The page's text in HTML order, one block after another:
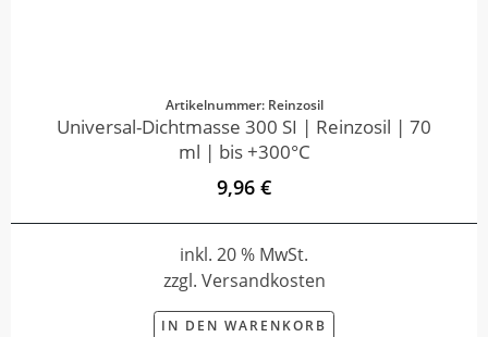
Artikelnummer: Reinzosil
Universal-Dichtmasse 300 SI | Reinzosil | 70
ml | bis +300°C
9,96 €
inkl. 20 % MwSt.
zzgl. Versandkosten
IN DEN WARENKORB